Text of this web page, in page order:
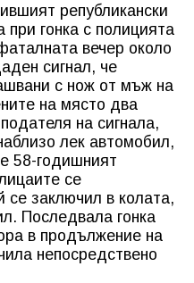
републикански
гонка с полицията
вечер около
сигнал, че
с нож от мъж на
на място два
на сигнала,
лек автомобил,
58-годишният
се
се заключил в колата,
Последвала гонка
в продължение на
непосредствено